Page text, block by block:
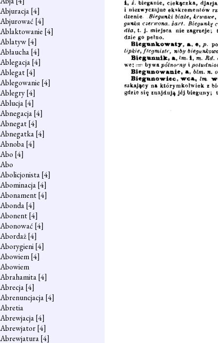
Abjuracja[4]
Abjurować [4]
Ablaktowanie [4]
Ablatyw[4]
Abłaucha[4]
Ablegacja[4]
Ablegat[4]
Ablegowanie [4]
Ablegry[4]
Ablucja[4]
Abnegacja[4]
Abnegat[4]
Abnegatka[4]
Abnoba[4]
Abo [4]
Abo
Abolicjonista[4]
Abominacja[4]
Abonament[4]
Abonda[4]
Abonent[4]
Abonować [4]
Abordaż[4]
Aborygieni[4]
Abowiem[4]
Abowiem
Abrahamita[4]
Abrecja[4]
Abrenuncjacja[4]
Abretia
Abrewjacja[4]
Abrewjator[4]
Abrewjatura[4]